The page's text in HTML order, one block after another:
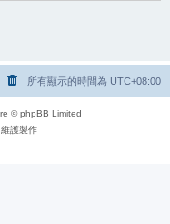
所有顯示的時間為 UTC+08:00
© phpBB Limited
維護製作